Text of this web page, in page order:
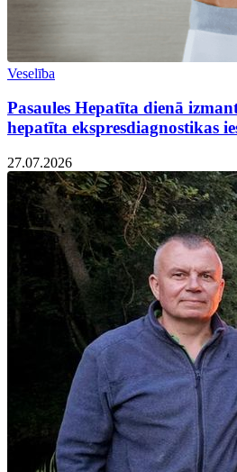
Veselība
Pasaules Hepatīta dienā
hepatīta ekspresdiagnostikas
27.07.2026